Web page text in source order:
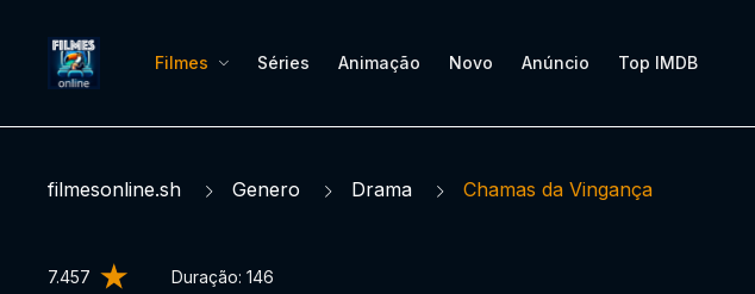
Filmes Séries Animação Novo Anúncio Top IMDB
filmesonline.sh Genero Drama Chamas da Vingança
7.457 Duração: 146